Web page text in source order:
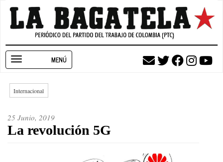
Pasar
contenido
navigation
Internacional
25 Junio, 2019
La revolución 5G